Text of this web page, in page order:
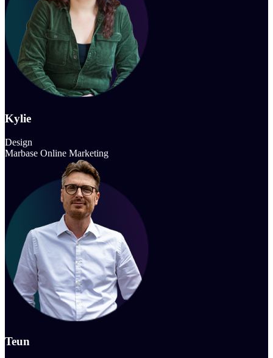
Kylie
Design
Marbase Online Marketing
Teun